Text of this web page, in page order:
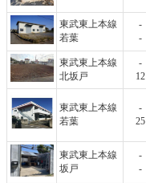
東武東上本線
若葉
-
-
東武東上本線
北坂戸
-
12
東武東上本線
若葉
-
25
東武東上本線
坂戸
-
-